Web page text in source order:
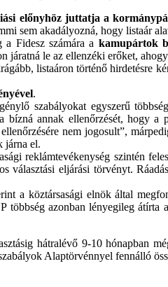
előnyhöz juttatja a
sem akadályozná, hogy listaár
Fidesz számára a kamupártok
le az ellenzéki erőket,
listaáron történő hirdetésre
.
szabályokat egyszerű
annak ellenőrzését, hogy
nem jogosult”,
járna el.
reklámtevékenység szintén
választási eljárási törvényt.
a köztársasági elnök által
azonban lényegileg
hátralévő 9-10 hónapban
Alaptörvénnyel fennálló